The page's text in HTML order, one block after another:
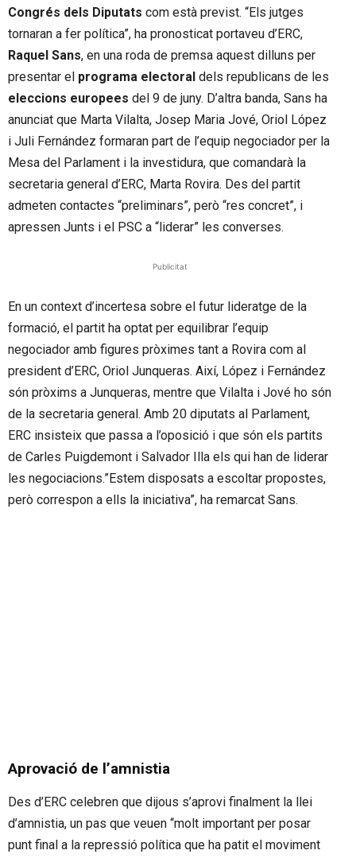
Congrés dels Diputats com està previst. “Els jutges
tornaran a fer política”, ha pronosticat portaveu d’ERC,
Raquel Sans, en una roda de premsa aquest dilluns per
presentar el programa electoral dels republicans de les
eleccions europees del 9 de juny. D’altra banda, Sans ha
anunciat que Marta Vilalta, Josep Maria Jové, Oriol López
i Juli Fernández formaran part de l’equip negociador per la
Mesa del Parlament i la investidura, que comandarà la
secretaria general d’ERC, Marta Rovira. Des del partit
admeten contactes “preliminars”, però “res concret”, i
apressen Junts i el PSC a “liderar” les converses.
Publicitat
En un context d’incertesa sobre el futur lideratge de la
formació, el partit ha optat per equilibrar l’equip
negociador amb figures pròximes tant a Rovira com al
president d’ERC, Oriol Junqueras. Així, López i Fernández
són pròxims a Junqueras, mentre que Vilalta i Jové ho són
de la secretaria general. Amb 20 diputats al Parlament,
ERC insisteix que passa a l’oposició i que són els partits
de Carles Puigdemont i Salvador Illa els qui han de liderar
les negociacions.”Estem disposats a escoltar propostes,
però correspon a ells la iniciativa”, ha remarcat Sans.
Aprovació de l’amnistia
Des d’ERC celebren que dijous s’aprovi finalment la llei
d’amnistia, un pas que veuen “molt important per posar
punt final a la repressió política que ha patit el moviment